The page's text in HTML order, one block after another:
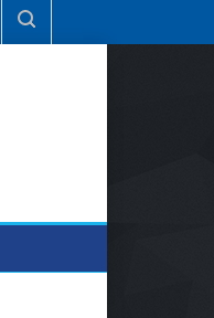
di Lamteng Tertinggi